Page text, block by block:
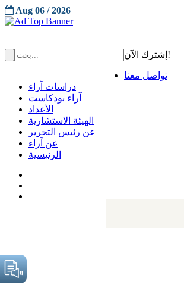
Aug 06 / 2026
إشترك الآن!
تواصل معنا
دراسات آراء
آراء بودكاست
الأعداد
الهيئة الاستشارية
عن رئيس التحرير
عن آراء
الرئيسية